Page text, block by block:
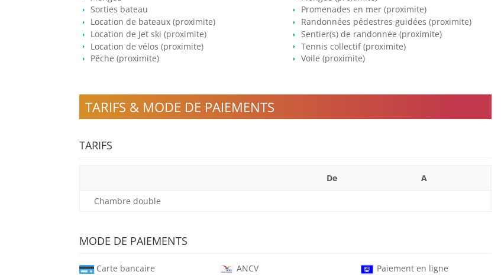
Sorties bateau
Location de bateaux (proximite)
Location de Jet ski (proximite)
Location de vélos (proximite)
Pêche (proximite)
Promenades en mer (proximite)
Randonnées pédestres guidées (proximite)
Sentier(s) de randonnée (proximite)
Tennis collectif (proximite)
Voile (proximite)
TARIFS & MODE DE PAIEMENTS
TARIFS
De A
Chambre double
MODE DE PAIEMENTS
Carte bancaire
ANCV
Paiement en ligne